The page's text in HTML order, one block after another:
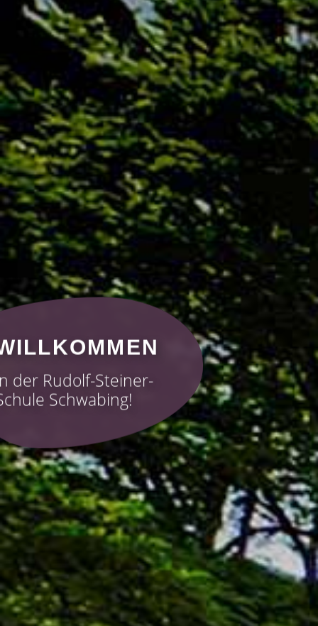
der Rudolf-Steiner-
Schwabing!